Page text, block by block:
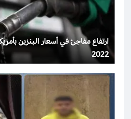
ارتفاع مفاجئ في أسعار البنزين
2022